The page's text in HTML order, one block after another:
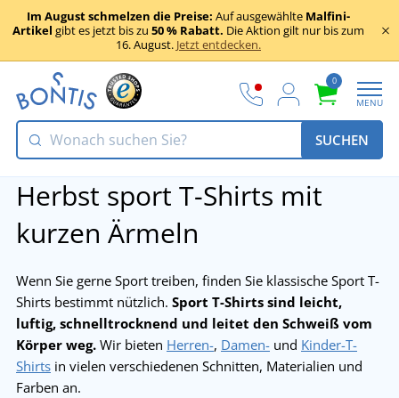
Im August schmelzen die Preise: Auf ausgewählte Malfini-
Artikel gibt es jetzt bis zu 50 % Rabatt. Die Aktion gilt nur bis zum
16. August. Jetzt entdecken.
0
MENU
SUCHEN
Herbst sport T-Shirts mit
kurzen Ärmeln
Wenn Sie gerne Sport treiben, finden Sie klassische Sport T-
Shirts bestimmt nützlich. Sport T-Shirts sind leicht,
luftig, schnelltrocknend und leitet den Schweiß vom
Körper weg. Wir bieten Herren-, Damen- und Kinder-T-
Shirts in vielen verschiedenen Schnitten, Materialien und
Farben an.